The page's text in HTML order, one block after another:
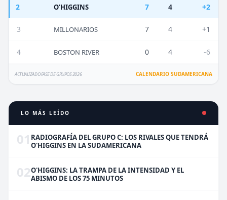
2 O'HIGGINS 7 4 +2
3 MILLONARIOS 7 4 +1
4 BOSTON RIVER 0 4 -6
ACTUALIZADO FASE DE GRUPOS 2026 CALENDARIO SUDAMERICANA
LO MÁS LEÍDO
01 RADIOGRAFÍA DEL GRUPO C: LOS RIVALES QUE TENDRÁ
O'HIGGINS EN LA SUDAMERICANA
02O'HIGGINS: LA TRAMPA DE LA INTENSIDAD Y EL
ABISMO DE LOS 75 MINUTOS